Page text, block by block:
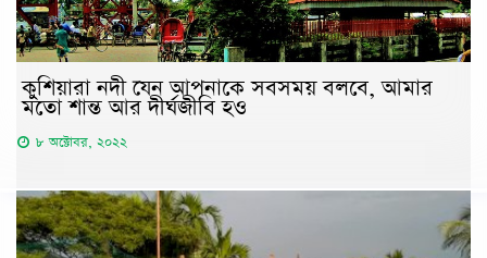
কুশিয়ারা নদী যেন আপনাকে সবসময় বলবে, আমার
মতো শান্ত আর দীর্ঘজীবি হও
৮ অক্টোবর, ২০২২